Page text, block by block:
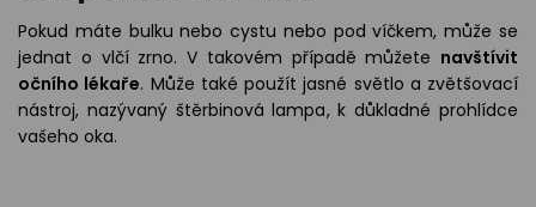
Pokud máte bulku nebo cystu nebo pod víčkem, může se
jednat o vlčí zrno. V takovém případě můžete navštívit
očního lékaře. Může také použít jasné světlo a zvětšovací
nástroj, nazývaný štěrbinová lampa, k důkladné prohlídce
vašeho oka.